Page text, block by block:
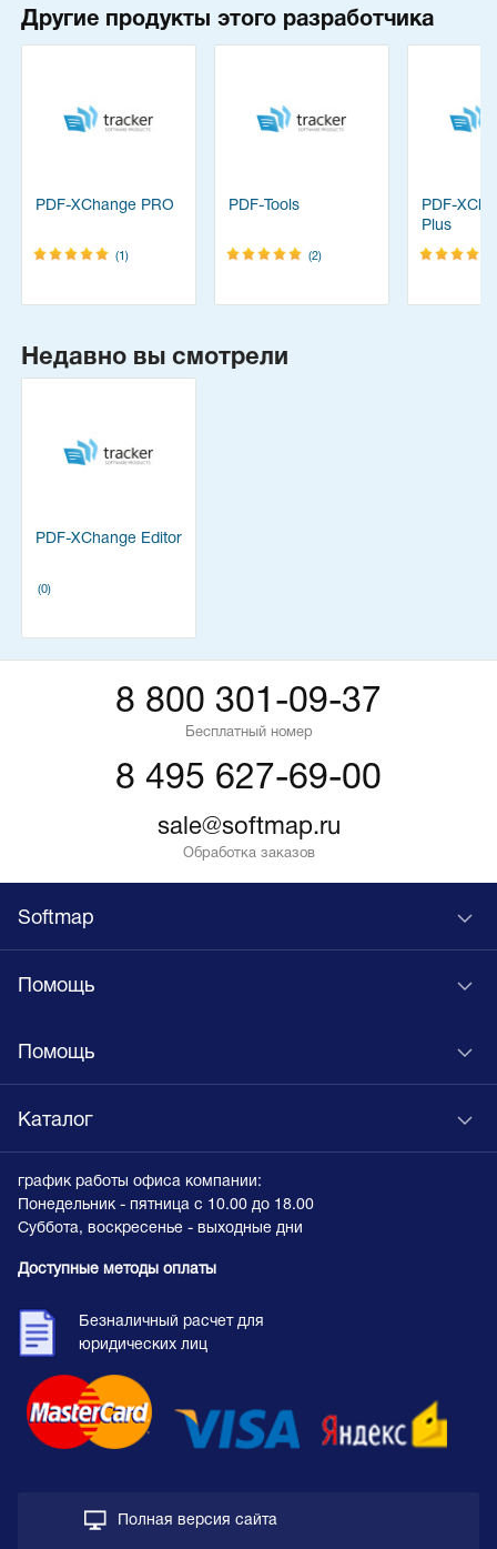
Другие продукты этого разработчика
PDF-XChange PRO
(1)
PDF-Tools
(2)
PDF-
Plus
Недавно вы смотрели
PDF-XChange Editor
(0)
8 800 301-09-37
Бесплатный номер
8 495 627-69-00
sale@softmap.ru
Обработка заказов
Softmap
Помощь
Помощь
Каталог
график работы офиса компании:
Понедельник - пятница с 10.00 до 18.00
Суббота, воскресенье - выходные дни
Доступные методы оплаты
Безналичный расчет для
юридических лиц
Полная версия сайта